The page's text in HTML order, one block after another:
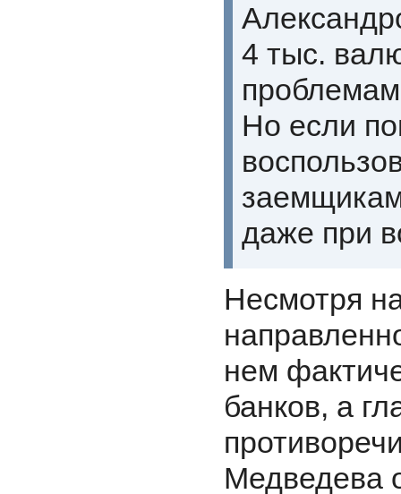
4 тыс.
Но если
даже при
Несмотря
нем
банков, а
Медведева